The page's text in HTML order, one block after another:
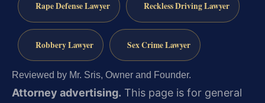
Rape Defense Lawyer Reckless Driving Lawyer
Robbery Lawyer Sex Crime Lawyer
Reviewed by Mr. Sris, Owner and Founder.
Attorney advertising. This page is for general